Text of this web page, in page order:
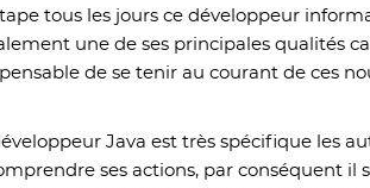
tous les jours ce développeur
une de ses principales qualités
de se tenir au courant de ces
Java est très spécifique les
ses actions, par conséquent il